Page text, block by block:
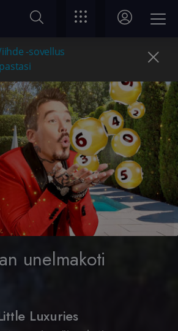
-sovellus
unelmakoti
Luxuries